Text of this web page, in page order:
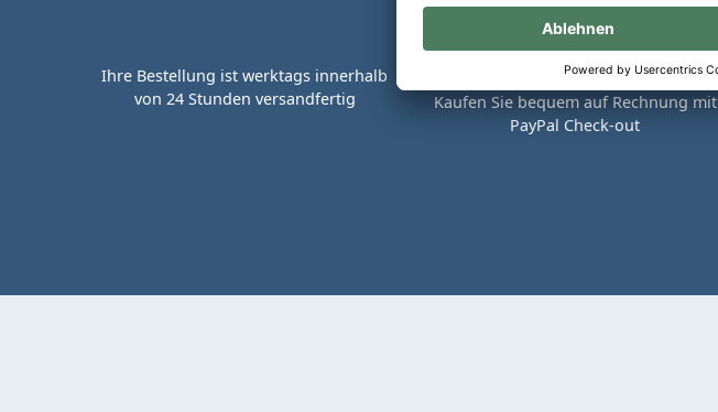
Ihre Bestellung ist werktags innerhalb
von 24 Stunden versandfertig
Kaufen Sie bequem auf Rechnung mit
PayPal Check-out